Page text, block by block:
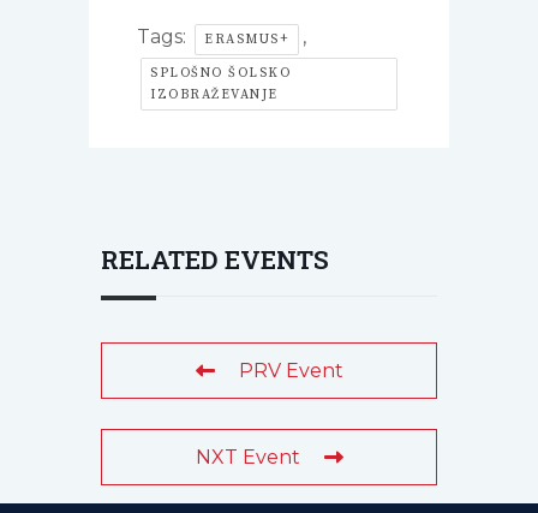
Tags: ERASMUS+ ,
SPLOŠNO ŠOLSKO
IZOBRAŽEVANJE
RELATED EVENTS
PRV Event
NXT Event